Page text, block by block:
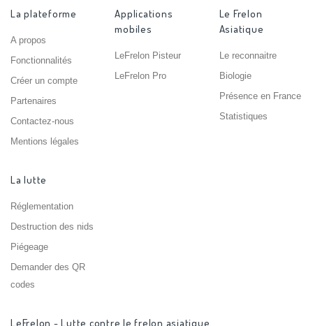
La plateforme
A propos
Fonctionnalités
Créer un compte
Partenaires
Contactez-nous
Mentions légales
Applications
mobiles
LeFrelon Pisteur
LeFrelon Pro
Le Frelon
Asiatique
Le reconnaitre
Biologie
Présence en France
Statistiques
La lutte
Réglementation
Destruction des nids
Piégeage
Demander des QR
codes
LeFrelon - Lutte contre le frelon asiatique